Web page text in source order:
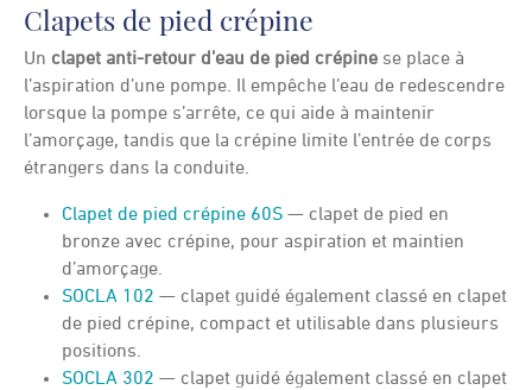
Clapets de pied crépine
Un clapet anti-retour d’eau de pied crépine se place à
l’aspiration d’une pompe. Il empêche l’eau de redescendre
lorsque la pompe s’arrête, ce qui aide à maintenir
l’amorçage, tandis que la crépine limite l’entrée de corps
étrangers dans la conduite.
Clapet de pied crépine 60S — clapet de pied en
bronze avec crépine, pour aspiration et maintien
d’amorçage.
SOCLA 102 — clapet guidé également classé en clapet
de pied crépine, compact et utilisable dans plusieurs
positions.
SOCLA 302 — clapet guidé également classé en clapet